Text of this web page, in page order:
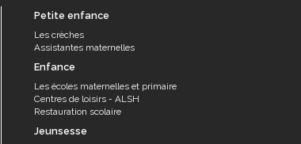
Petite enfance
Les crèches
Assistantes maternelles
Enfance
Les écoles maternelles et primaire
Centres de loisirs - ALSH
Restauration scolaire
Jeunsesse